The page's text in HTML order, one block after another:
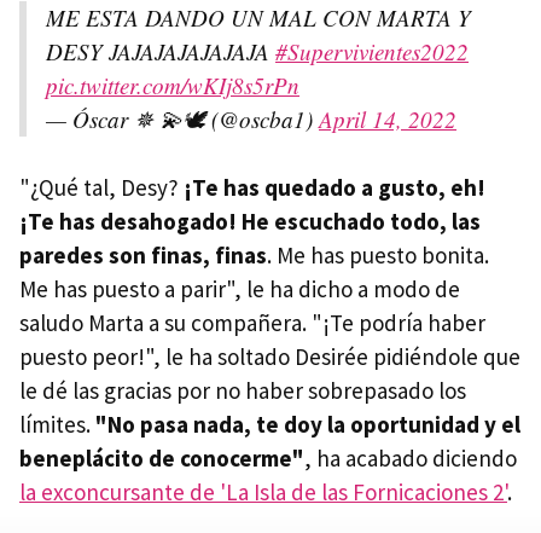
ME ESTA DANDO UN MAL CON MARTA Y
DESY JAJAJAJAJAJAJA #Supervivientes2022
pic.twitter.com/wKIj8s5rPn
— Óscar ✵ 💫🕊 (@oscba1) April 14, 2022
"¿Qué tal, Desy? ¡Te has quedado a gusto, eh!
¡Te has desahogado! He escuchado todo, las
paredes son finas, finas. Me has puesto bonita.
Me has puesto a parir", le ha dicho a modo de
saludo Marta a su compañera. "¡Te podría haber
puesto peor!", le ha soltado Desirée pidiéndole que
le dé las gracias por no haber sobrepasado los
límites. "No pasa nada, te doy la oportunidad y el
beneplácito de conocerme", ha acabado diciendo
la exconcursante de 'La Isla de las Fornicaciones 2'.